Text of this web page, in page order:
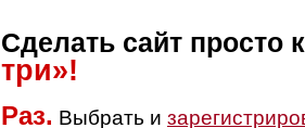
Сделать сайт просто
три»!
Раз. Выбрать и